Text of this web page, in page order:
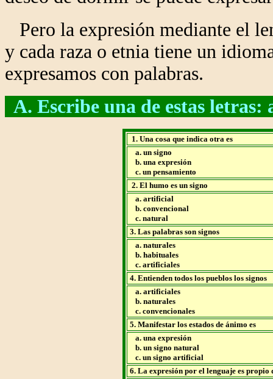
Pero la expresión mediante el
y cada raza o etnia tiene un
expresamos con palabras.
A. Escribe una de estas letras:
1. Una cosa que indica otra es
a. un signo
b. una expresión
c. un pensamiento
2. El humo es un signo
a. artificial
b. convencional
c. natural
3. Las palabras son signos
a. naturales
b. habituales
c. artificiales
4. Entienden todos los pueblos los signos
a. artificiales
b. naturales
c. convencionales
5. Manifestar los estados de ánimo es
a. una expresión
b. un signo natural
c. un signo artificial
6. La expresión por el lenguaje es propio